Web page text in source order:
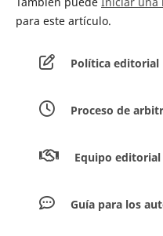
para este artículo.
Política editorial
Proceso de
Equipo editorial
Guía para los